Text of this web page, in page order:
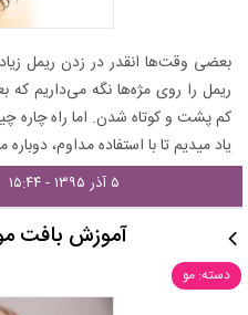
بعضی وقت‌ها انقدر در زدن ریمل
ریمل را روی مژه‌ها نگه می‌داریم
کم پشت و کوتاه شدن. اما راه چاره
یاد میدیم تا با استفاده مداوم،
۵ آذر ۱۳۹۵ - ۱۵:۴۴
آموزش بافت
دسته: مو